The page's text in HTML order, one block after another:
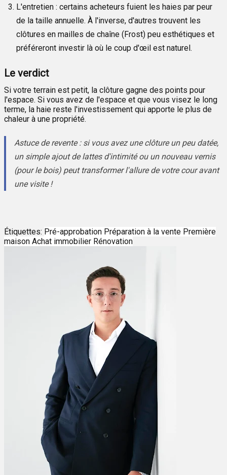
L'entretien : certains acheteurs fuient les haies par peur
de la taille annuelle. À l'inverse, d'autres trouvent les
clôtures en mailles de chaîne (Frost) peu esthétiques et
préféreront investir là où le coup d'œil est naturel.
Le verdict
Si votre terrain est petit, la clôture gagne des points pour
l'espace. Si vous avez de l'espace et que vous visez le long
terme, la haie reste l'investissement qui apporte le plus de
chaleur à une propriété.
Astuce de revente : si vous avez une clôture un peu datée,
un simple ajout de lattes d'intimité ou un nouveau vernis
(pour le bois) peut transformer l'allure de votre cour avant
une visite !
Étiquettes: Pré-approbation Préparation à la vente Première
maison Achat immobilier Rénovation